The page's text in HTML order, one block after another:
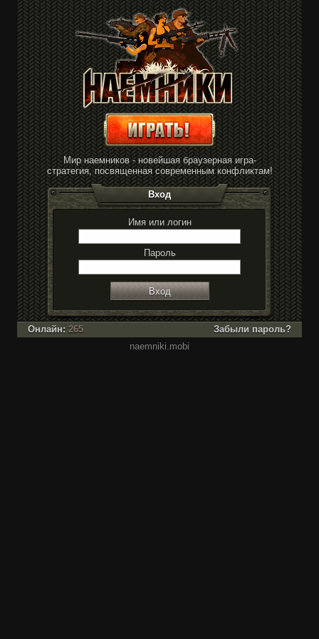
Мир наемников - новейшая браузерная игра-
стратегия, посвященная современным конфликтам!
Вход
Имя или логин
Пароль
Онлайн: 265
Забыли пароль?
naemniki.mobi